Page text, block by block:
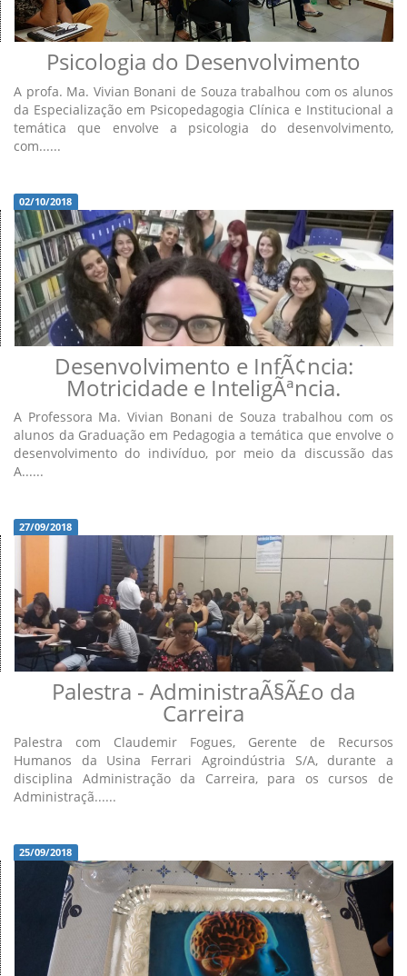
Psicologia do Desenvolvimento
A profa. Ma. Vivian Bonani de Souza trabalhou com os alunos
da Especialização em Psicopedagogia Clínica e Institucional a
temática que envolve a psicologia do desenvolvimento,
com......
02/10/2018
Desenvolvimento e InfÃ¢ncia:
Motricidade e InteligÃªncia.
A Professora Ma. Vivian Bonani de Souza trabalhou com os
alunos da Graduação em Pedagogia a temática que envolve o
desenvolvimento do indivíduo, por meio da discussão das
A......
27/09/2018
Palestra - AdministraÃ§Ã£o da
Carreira
Palestra com Claudemir Fogues, Gerente de Recursos
Humanos da Usina Ferrari Agroindústria S/A, durante a
disciplina Administração da Carreira, para os cursos de
Administraçã......
25/09/2018